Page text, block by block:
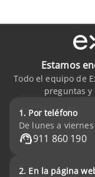
Estamos
Todo el equipo de
preguntas
1. Por teléfono
De lunes a
911 860 190
2. En la página